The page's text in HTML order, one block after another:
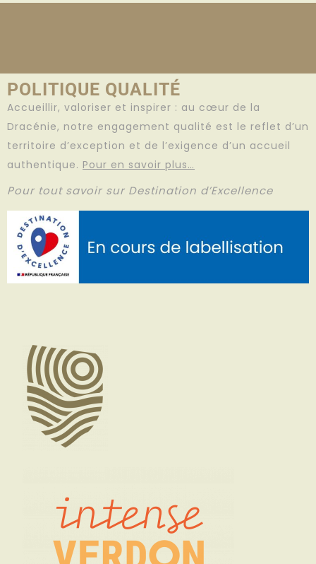
POLITIQUE QUALITÉ
Accueillir, valoriser et inspirer : au cœur de la
Dracénie, notre engagement qualité est le reflet d’un
territoire d’exception et de l’exigence d’un accueil
authentique. Pour en savoir plus…
Pour tout savoir sur Destination d’Excellence